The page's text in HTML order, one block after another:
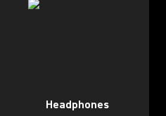
Headphones